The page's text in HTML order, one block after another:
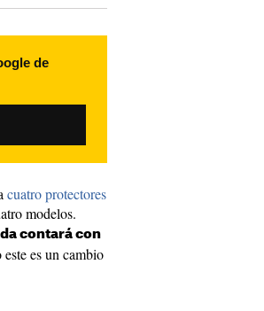
de
cuatro protectores
modelos.
contará con
este es un cambio